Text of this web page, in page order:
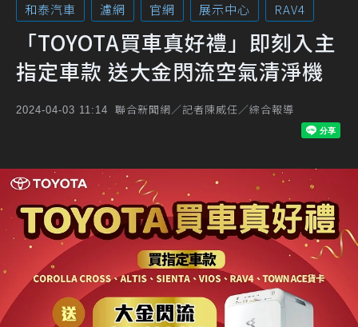
和泰汽車 濾網 官網 展示中心 RAV4
「TOYOTA買車真好禮」即刻入主
指定車款 送大金閃流空氣清淨機
2024-04-03 11:14 聯合新聞網／記者陳威任／綜合報導